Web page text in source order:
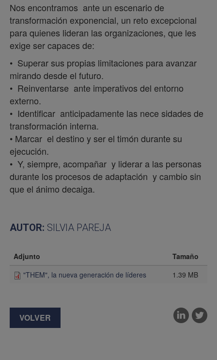
Nos encontramos ante un escenario de
transformación exponencial, un reto excepcional
para quienes lideran las organizaciones, que les
exige ser capaces de:
• Superar sus propias limitaciones para avanzar
mirando desde el futuro.
• Reinventarse ante imperativos del entorno
externo.
• Identificar anticipadamente las nece­ sidades de
transformación interna.
• Marcar el destino y ser el timón durante su
ejecución.
• Y, siempre, acompañar y liderar a las personas
durante los procesos de adaptación y cambio sin
que el ánimo decaiga.
AUTOR: SILVIA PAREJA
Adjunto
Tamaño
"THEM", la nueva generación de líderes
1.39 MB
VOLVER